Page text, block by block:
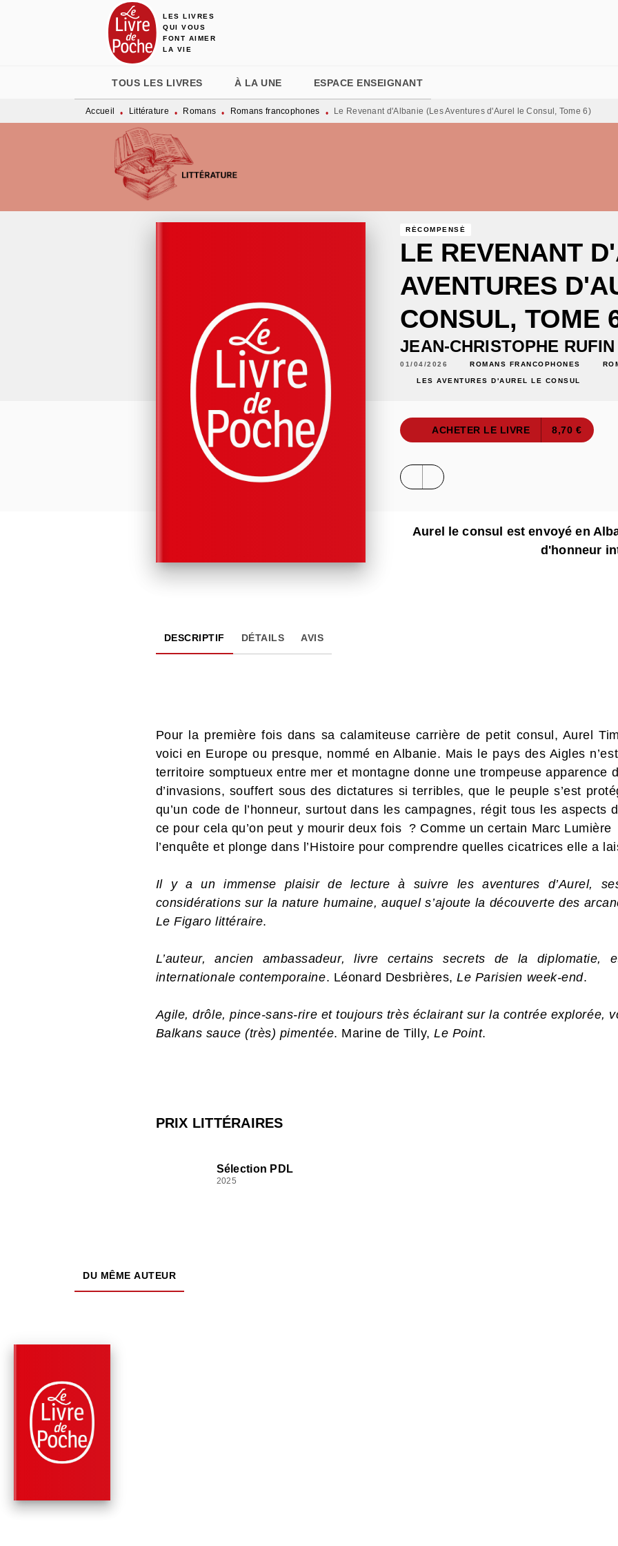
MENU RECHERCHE
LES LIVRES
QUI VOUS
FONT AIMER
LA VIE
TOUS LES LIVRES À LA UNE ESPACE ENSEIGNANT
Accueil • Littérature • Romans • Romans francophones • Le Revenant d'Albanie (Les Aventures d'Aurel le Consul, Tome 6)
RÉCOMPENSÉ
LE REVENANT
AVENTURES
CONSUL, TOME
JEAN-CHRISTOPHE RUFIN
01/04/2026 ROMANS FRANCOPHONES
LES AVENTURES D'AUREL LE CONSUL
ACHETER LE LIVRE 8,70 €
Aurel le consul est envoyé en
d'honneur
DESCRIPTIF DÉTAILS AVIS
Pour la première fois dans sa calamiteuse carrière de petit consul, Aurel
voici en Europe ou presque, nommé en Albanie. Mais le pays des Aigles
territoire somptueux entre mer et montagne donne une trompeuse apparence
d’invasions, souffert sous des dictatures si terribles, que le peuple s’est
qu’un code de l’honneur, surtout dans les campagnes, régit tous les
ce pour cela qu’on peut y mourir deux fois ? Comme un certain Marc
l’enquête et plonge dans l’Histoire pour comprendre quelles cicatrices elle a
Il y a un immense plaisir de lecture à suivre les aventures d’Aurel,
considérations sur la nature humaine, auquel s’ajoute la découverte des
Le Figaro littéraire.
L’auteur, ancien ambassadeur, livre certains secrets de la
internationale contemporaine. Léonard Desbrières,Le Parisien week-end.
Agile, drôle, pince-sans-rire et toujours très éclairant sur la contrée explorée,
Balkans sauce (très) pimentée. Marine de Tilly,Le Point.
PRIX LITTÉRAIRES
Sélection PDL
2025
DU MÊME AUTEUR